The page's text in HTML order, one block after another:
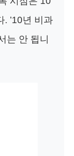
. ’10년 비과
는 안 됩니